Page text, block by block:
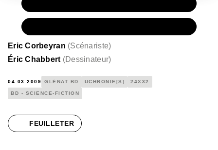
Eric Corbeyran (Scénariste)
Éric Chabbert (Dessinateur)
04.03.2009 GLÉNAT BD UCHRONIE[S] 24X32
BD - SCIENCE-FICTION
FEUILLETER